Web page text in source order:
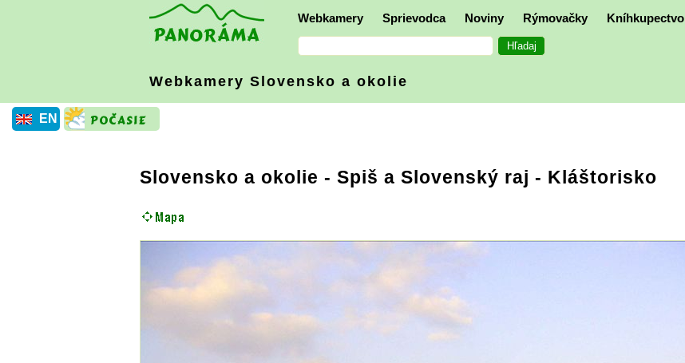
Webkamery Sprievodca Noviny Rýmovačky Kníhkupectvo
Webkamery Slovensko a okolie
EN
Slovensko a okolie - Spiš a Slovenský raj - Kláštorisko